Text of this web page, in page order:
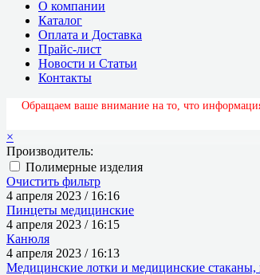
О компании
Каталог
Оплата и Доставка
Прайс-лист
Новости и Статьи
Контакты
Обращаем ваше внимание на то, что информаци
×
Производитель:
Полимерные изделия
Очистить фильтр
4 апреля 2023 / 16:16
Пинцеты медицинские
4 апреля 2023 / 16:15
Канюля
4 апреля 2023 / 16:13
Медицинские лотки и медицинские стаканы,